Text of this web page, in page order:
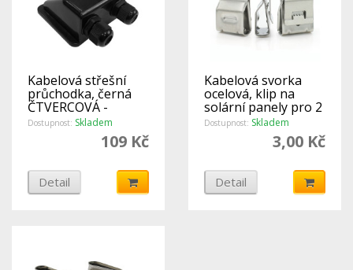
Kabelová střešní
průchodka, černá
ČTVERCOVÁ -
DOUBLE
Dostupnost: Skladem
109 Kč
Detail
Kabelová svorka
ocelová, klip na
solární panely pro 2
kabely
Dostupnost: Skladem
3,00 Kč
Detail